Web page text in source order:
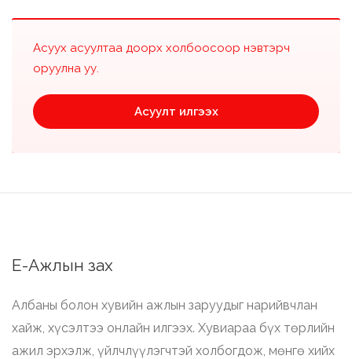
Асуух асуултаа доорх холбоосоор нэвтэрч
оруулна уу.
Асуулт илгээх
Е-Ажлын зах
Албаны болон хувийн ажлын заруудыг нарийвчлан
хайж, хүсэлтээ онлайн илгээх. Хувиараа бүх төрлийн
ажил эрхэлж, үйлчлүүлэгчтэй холбогдож, мөнгө хийх